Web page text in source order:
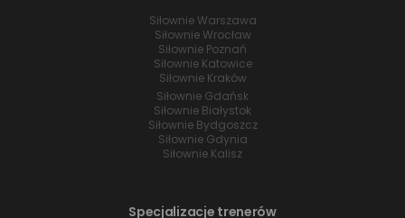
Siłownie Warszawa
Siłownie Wrocław
Siłownie Poznań
Siłownie Katowice
Siłownie Kraków
Siłownie Gdańsk
Siłownie Białystok
Siłownie Bydgoszcz
Siłownie Gdynia
Siłownie Kalisz
Specjalizacje trenerów